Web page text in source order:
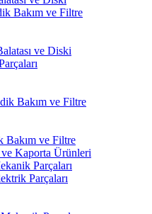
Bakım ve Filtre
ve Diski
Bakım ve Filtre
Bakım ve Filtre
Kaporta Ürünleri
Parçaları
Parçaları